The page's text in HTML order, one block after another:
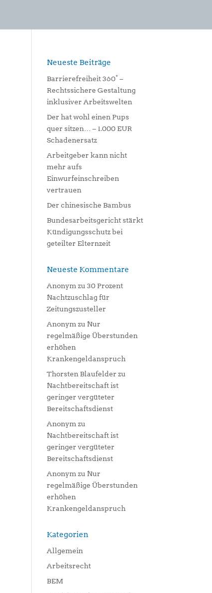
Neueste Beiträge
Barrierefreiheit 360° –
Rechtssichere Gestaltung
inklusiver Arbeitswelten
Der hat wohl einen Pups
quer sitzen… – 1.000 EUR
Schadenersatz
Arbeitgeber kann nicht
mehr aufs
Einwurfeinschreiben
vertrauen
Der chinesische Bambus
Bundesarbeitsgericht stärkt
Kündigungsschutz bei
geteilter Elternzeit
Neueste Kommentare
Anonym zu30 Prozent
Nachtzuschlag für
Zeitungszusteller
Anonym zu Nur
regelmäßige Überstunden
erhöhen
Krankengeldanspruch
Thorsten Blaufelder zu
Nachtbereitschaft ist
geringer vergüteter
Bereitschaftsdienst
Anonym zu
Nachtbereitschaft ist
geringer vergüteter
Bereitschaftsdienst
Anonym zu Nur
regelmäßige Überstunden
erhöhen
Krankengeldanspruch
Kategorien
Allgemein
Arbeitsrecht
BEM